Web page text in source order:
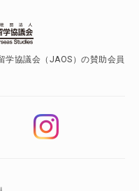
学協議会（JAOS）の賛助会員